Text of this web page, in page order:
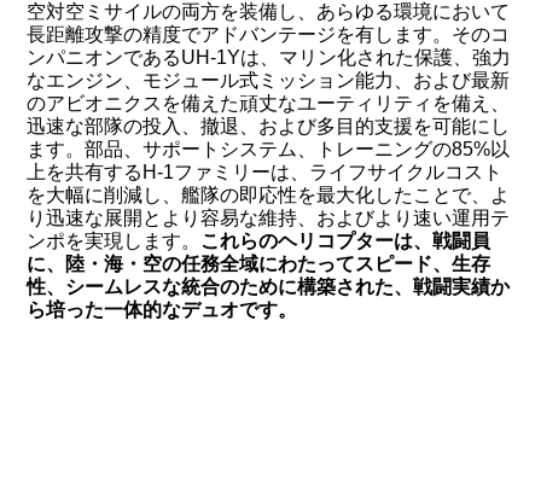
空対空ミサイルの両方を装備し、あらゆる環境において
長距離攻撃の精度でアドバンテージを有します。そのコ
ンパニオンであるUH-1Yは、マリン化された保護、強力
なエンジン、モジュール式ミッション能力、および最新
のアビオニクスを備えた頑丈なユーティリティを備え、
迅速な部隊の投入、撤退、および多目的支援を可能にし
ます。部品、サポートシステム、トレーニングの85%以
上を共有するH-1ファミリーは、ライフサイクルコスト
を大幅に削減し、艦隊の即応性を最大化したことで、よ
り迅速な展開とより容易な維持、およびより速い運用テ
ンポを実現します。 これらのヘリコプターは、戦闘員
に、陸・海・空の任務全域にわたってスピード、生存
性、シームレスな統合のために構築された、戦闘実績か
ら培った一体的なデュオです。